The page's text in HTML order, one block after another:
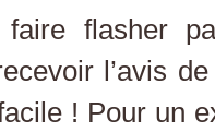
flasher
l’avis
! Pour un